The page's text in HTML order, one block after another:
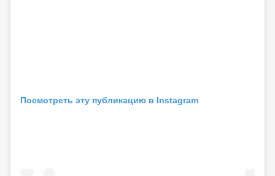
Посмотреть эту публикацию в Instagram